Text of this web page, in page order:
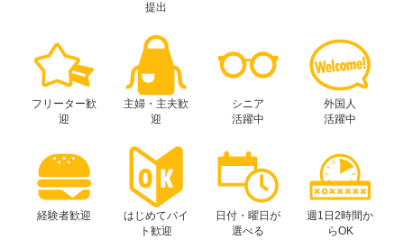
提出
フリーター歓
迎
主婦・主夫歓
迎
シニア
活躍中
外国人
活躍中
経験者歓迎
はじめてバイ
ト歓迎
日付・曜日が
選べる
週1日2時間か
らOK